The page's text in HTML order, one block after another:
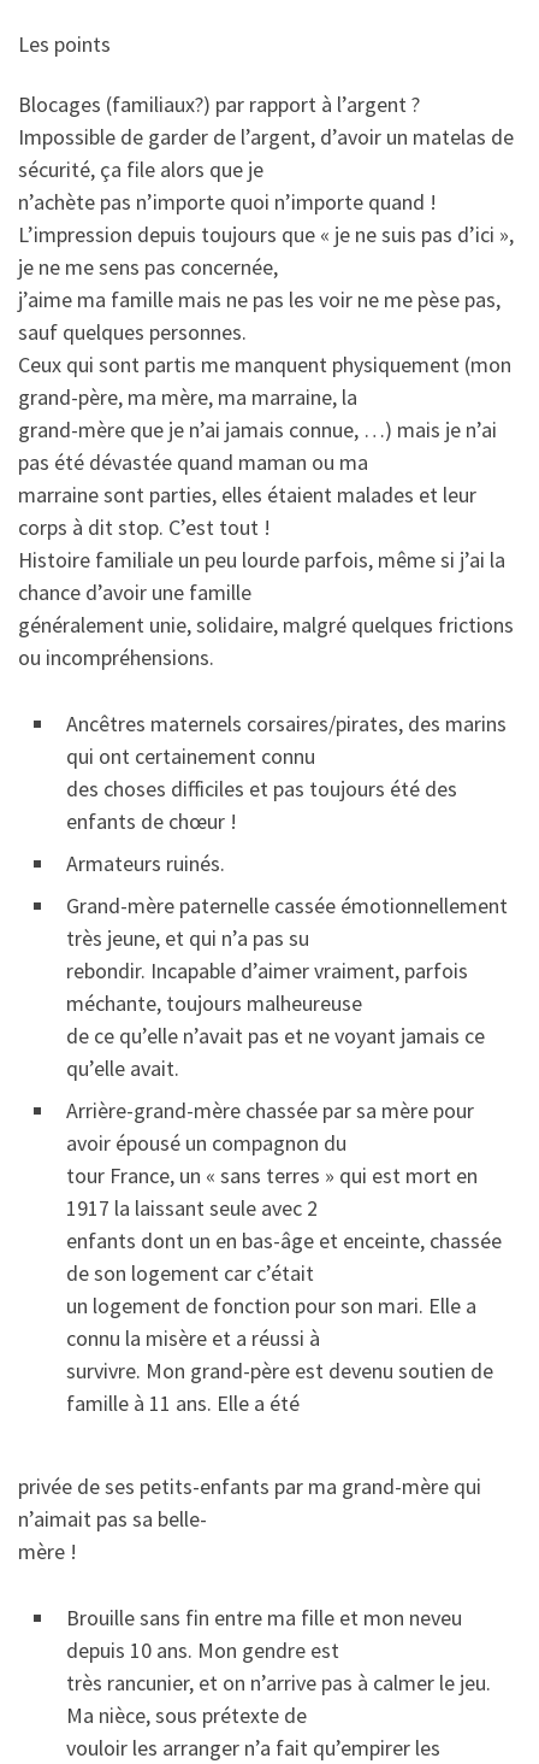
Les points
Blocages (familiaux?) par rapport à l’argent ?
Impossible de garder de l’argent, d’avoir un matelas de
sécurité, ça file alors que je
n’achète pas n’importe quoi n’importe quand !
L’impression depuis toujours que « je ne suis pas d’ici »,
je ne me sens pas concernée,
j’aime ma famille mais ne pas les voir ne me pèse pas,
sauf quelques personnes.
Ceux qui sont partis me manquent physiquement (mon
grand-père, ma mère, ma marraine, la
grand-mère que je n’ai jamais connue, …) mais je n’ai
pas été dévastée quand maman ou ma
marraine sont parties, elles étaient malades et leur
corps à dit stop. C’est tout !
Histoire familiale un peu lourde parfois, même si j’ai la
chance d’avoir une famille
généralement unie, solidaire, malgré quelques frictions
ou incompréhensions.
Ancêtres maternels corsaires/pirates, des marins
qui ont certainement connu
des choses difficiles et pas toujours été des
enfants de chœur !
Armateurs ruinés.
Grand-mère paternelle cassée émotionnellement
très jeune, et qui n’a pas su
rebondir. Incapable d’aimer vraiment, parfois
méchante, toujours malheureuse
de ce qu’elle n’avait pas et ne voyant jamais ce
qu’elle avait.
Arrière-grand-mère chassée par sa mère pour
avoir épousé un compagnon du
tour France, un « sans terres » qui est mort en
1917 la laissant seule avec 2
enfants dont un en bas-âge et enceinte, chassée
de son logement car c’était
un logement de fonction pour son mari. Elle a
connu la misère et a réussi à
survivre. Mon grand-père est devenu soutien de
famille à 11 ans. Elle a été
privée de ses petits-enfants par ma grand-mère qui
n’aimait pas sa belle-
mère !
Brouille sans fin entre ma fille et mon neveu
depuis 10 ans. Mon gendre est
très rancunier, et on n’arrive pas à calmer le jeu.
Ma nièce, sous prétexte de
vouloir les arranger n’a fait qu’empirer les